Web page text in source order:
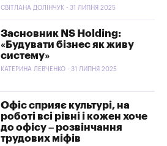
СВІТЛАНА ДОЛІНЧУК - 31 ЛИПНЯ 2025
Засновник NS Holding:
«Будувати бізнес як живу
систему»
КАТЕРИНА ЛЕВЧЕНКО - 31 ЛИПНЯ 2025
Офіс сприяє культурі, на
роботі всі рівні і кожен хоче
до офісу – розвінчання
трудових міфів